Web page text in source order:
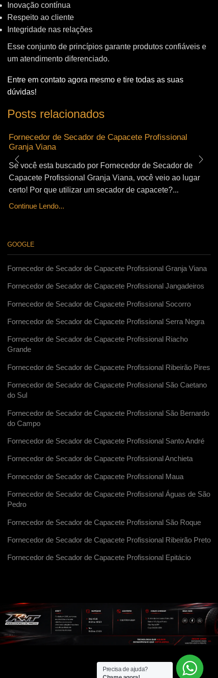
Inovação contínua
Respeito ao cliente
Integridade nas relações
Esse conjunto de princípios garante produtos confiáveis e
um atendimento diferenciado.
Entre em contato agora mesmo e tire todas as suas
dúvidas!
Posts relacionados
Fornecedor de Secador de Capacete Profissional
Granja Viana
Se você esta buscado por Fornecedor de Secador de
Capacete Profissional Granja Viana, você veio ao lugar
certo! Por que utilizar um secador de capacete?...
Continue Lendo...
GOOGLE
Fornecedor de Secador de Capacete Profissional Granja Viana
Fornecedor de Secador de Capacete Profissional Jangadeiros
Fornecedor de Secador de Capacete Profissional Socorro
Fornecedor de Secador de Capacete Profissional Serra Negra
Fornecedor de Secador de Capacete Profissional Riacho
Grande
Fornecedor de Secador de Capacete Profissional Ribeirão Pires
Fornecedor de Secador de Capacete Profissional São Caetano
do Sul
Fornecedor de Secador de Capacete Profissional São Bernardo
do Campo
Fornecedor de Secador de Capacete Profissional Santo André
Fornecedor de Secador de Capacete Profissional Anchieta
Fornecedor de Secador de Capacete Profissional Maua
Fornecedor de Secador de Capacete Profissional Águas de São
Pedro
Fornecedor de Secador de Capacete Profissional São Roque
Fornecedor de Secador de Capacete Profissional Ribeirão Preto
Fornecedor de Secador de Capacete Profissional Epitácio
Precisa de ajuda?